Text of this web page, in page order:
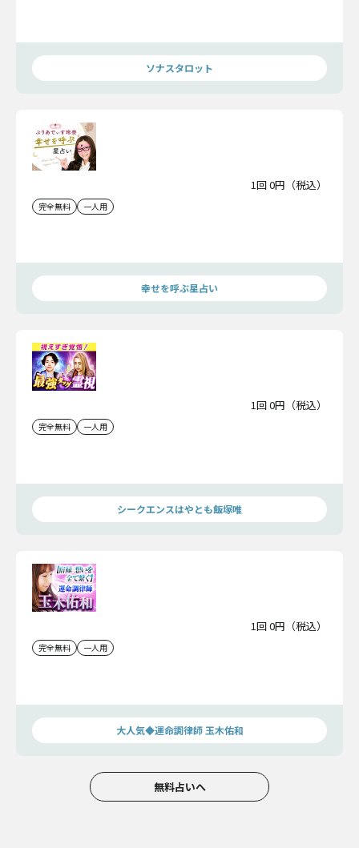
ソナスタロット
1回 0円（税込）
完全無料 一人用
幸せを呼ぶ星占い
1回 0円（税込）
完全無料 一人用
シークエンスはやとも飯塚唯
1回 0円（税込）
完全無料 一人用
大人気◆運命調律師 玉木佑和
無料占いへ